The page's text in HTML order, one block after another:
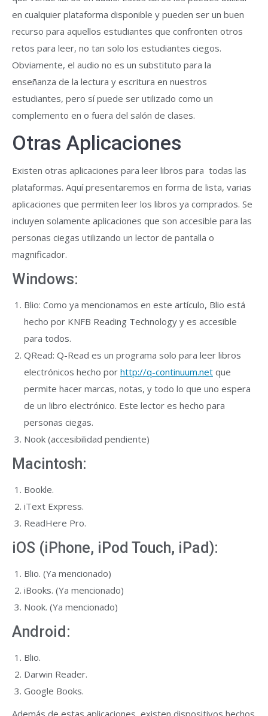
en cualquier plataforma disponible y pueden ser un buen
recurso para aquellos estudiantes que confronten otros
retos para leer, no tan solo los estudiantes ciegos.
Obviamente, el audio no es un substituto para la
enseñanza de la lectura y escritura en nuestros
estudiantes, pero sí puede ser utilizado como un
complemento en o fuera del salón de clases.
Otras Aplicaciones
Existen otras aplicaciones para leer libros para todas las
plataformas. Aquí presentaremos en forma de lista, varias
aplicaciones que permiten leer los libros ya comprados. Se
incluyen solamente aplicaciones que son accesible para las
personas ciegas utilizando un lector de pantalla o
magnificador.
Windows:
Blio: Como ya mencionamos en este artículo, Blio está
hecho por KNFB Reading Technology y es accesible
para todos.
QRead: Q-Read es un programa solo para leer libros
electrónicos hecho por http://q-continuum.net que
permite hacer marcas, notas, y todo lo que uno espera
de un libro electrónico. Este lector es hecho para
personas ciegas.
Nook (accesibilidad pendiente)
Macintosh:
Bookle.
iText Express.
ReadHere Pro.
iOS (iPhone, iPod Touch, iPad):
Blio. (Ya mencionado)
iBooks. (Ya mencionado)
Nook. (Ya mencionado)
Android:
Blio.
Darwin Reader.
Google Books.
Además de estas aplicaciones, existen dispositivos hechos